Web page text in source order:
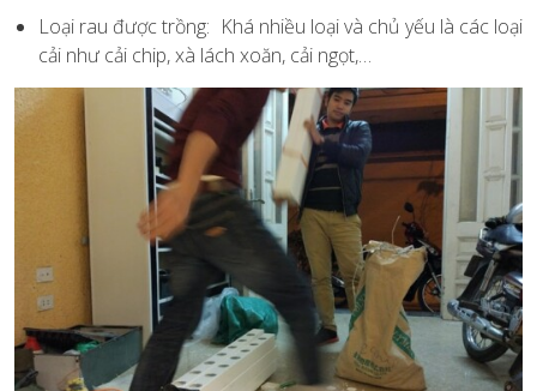
Loại rau được trồng: Khá nhiều loại và chủ yếu là các loại
cải như cải chip, xà lách xoăn, cải ngọt,…